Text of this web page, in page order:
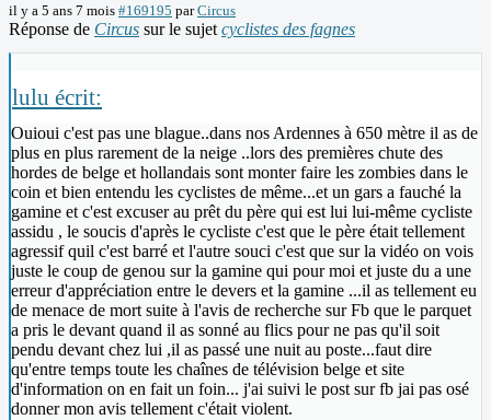
il y a 5 ans 7 mois #169195 parCircus
Réponse de Circus sur le sujet cyclistes des fagnes
lulu écrit:
Ouioui c'est pas une blague..dans nos Ardennes à 650 mètre il as de
plus en plus rarement de la neige ..lors des premières chute des
hordes de belge et hollandais sont monter faire les zombies dans le
coin et bien entendu les cyclistes de même...et un gars a fauché la
gamine et c'est excuser au prêt du père qui est lui lui-même cycliste
assidu , le soucis d'après le cycliste c'est que le père était tellement
agressif quil c'est barré et l'autre souci c'est que sur la vidéo on vois
juste le coup de genou sur la gamine qui pour moi et juste du a une
erreur d'appréciation entre le devers et la gamine ...il as tellement eu
de menace de mort suite à l'avis de recherche sur Fb que le parquet
a pris le devant quand il as sonné au flics pour ne pas qu'il soit
pendu devant chez lui ,il as passé une nuit au poste...faut dire
qu'entre temps toute les chaînes de télévision belge et site
d'information on en fait un foin... j'ai suivi le post sur fb jai pas osé
donner mon avis tellement c'était violent.